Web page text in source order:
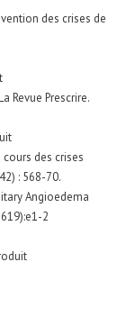
des crises de
Revue Prescrire.
des crises
: 568-70.
Angioedema
2